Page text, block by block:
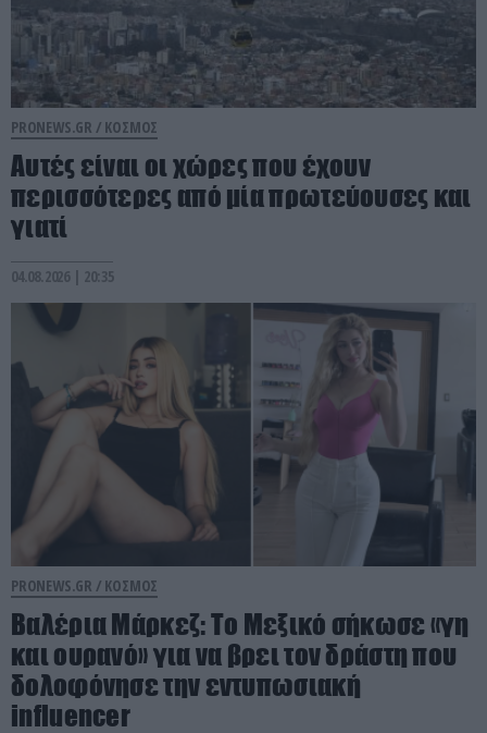
PRONEWS.GR / ΚΟΣΜΟΣ
Αυτές είναι οι χώρες που έχουν
περισσότερες από μία πρωτεύουσες και
γιατί
04.08.2026 | 20:35
PRONEWS.GR / ΚΟΣΜΟΣ
Βαλέρια Μάρκεζ: Το Μεξικό σήκωσε «γη
και ουρανό» για να βρει τον δράστη που
δολοφόνησε την εντυπωσιακή
influencer